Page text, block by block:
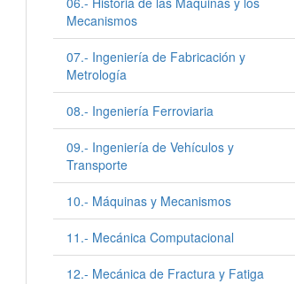
Mecanismos
07.- Ingeniería de Fabricación y
Metrología
08.- Ingeniería Ferroviaria
09.- Ingeniería de Vehículos y
Transporte
10.- Máquinas y Mecanismos
11.- Mecánica Computacional
12.- Mecánica de Fractura y Fatiga